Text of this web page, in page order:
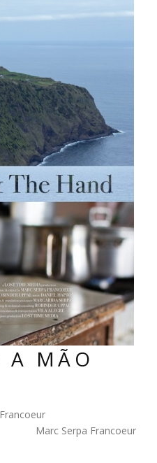
A MÃO
Marc Serpa Francoeur